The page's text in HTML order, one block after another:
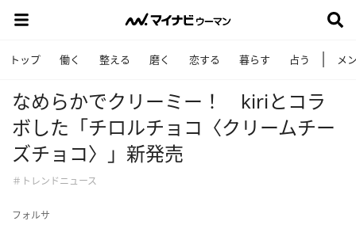
トップ 働く 整える 磨く 恋する 暮らす 占う メ
なめらかでクリーミー！ kiriとコラ
ボした「チロルチョコ〈クリームチー
ズチョコ〉」新発売
＃トレンドニュース
フォルサ